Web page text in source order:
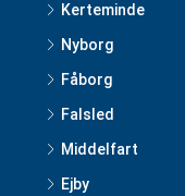
Kerteminde
Nyborg
Fåborg
Falsled
Middelfart
Ejby